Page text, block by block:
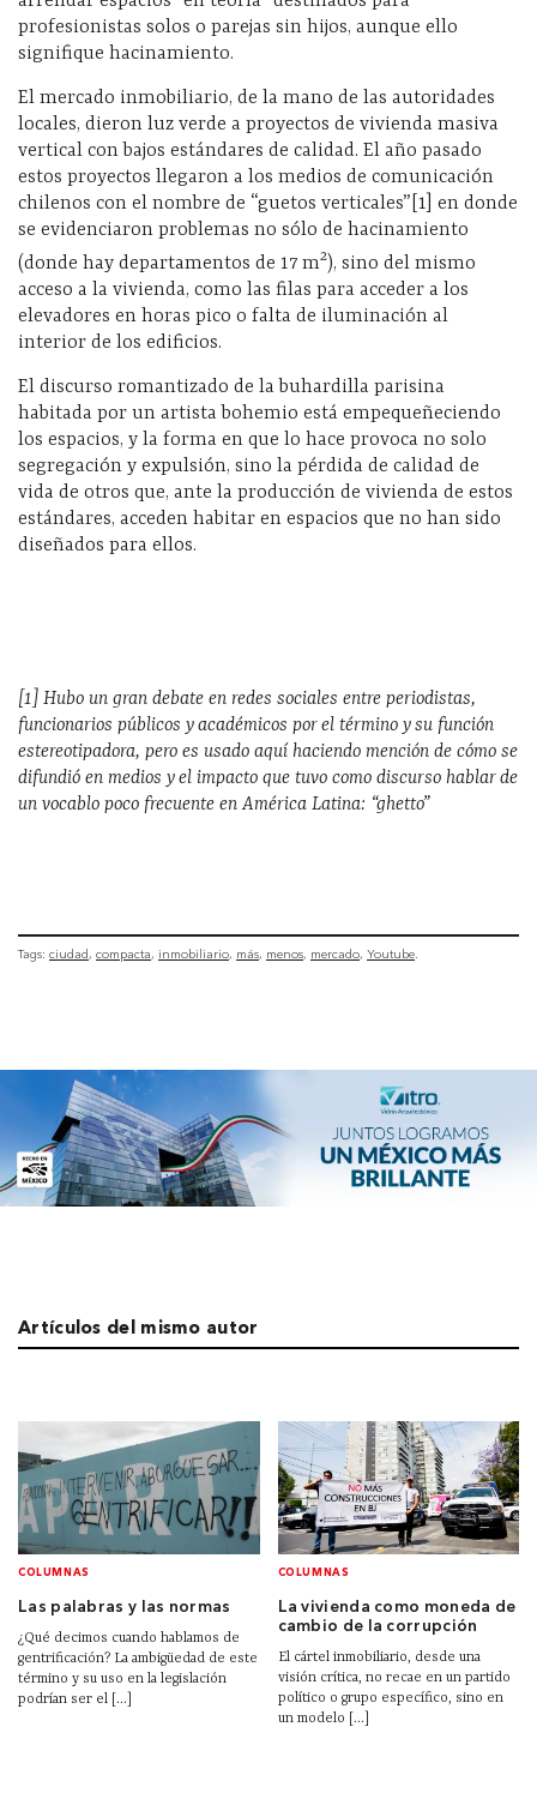
profesionistas solos o parejas sin hijos, aunque ello
signifique hacinamiento.
El mercado inmobiliario, de la mano de las autoridades
locales, dieron luz verde a proyectos de vivienda masiva
vertical con bajos estándares de calidad. El año pasado
estos proyectos llegaron a los medios de comunicación
chilenos con el nombre de “guetos verticales”[1] en donde
se evidenciaron problemas no sólo de hacinamiento
(donde hay departamentos de 17 m2), sino del mismo
acceso a la vivienda, como las filas para acceder a los
elevadores en horas pico o falta de iluminación al
interior de los edificios.
El discurso romantizado de la buhardilla parisina
habitada por un artista bohemio está empequeñeciendo
los espacios, y la forma en que lo hace provoca no solo
segregación y expulsión, sino la pérdida de calidad de
vida de otros que, ante la producción de vivienda de estos
estándares, acceden habitar en espacios que no han sido
diseñados para ellos.
[1] Hubo un gran debate en redes sociales entre periodistas,
funcionarios públicos y académicos por el término y su función
estereotipadora, pero es usado aquí haciendo mención de cómo se
difundió en medios y el impacto que tuvo como discurso hablar de
un vocablo poco frecuente en América Latina: “ghetto”
Tags: ciudad compacta inmobiliario más menos mercado Youtube
Artículos del mismo autor
COLUMNAS
Las palabras y las normas
¿Qué decimos cuando hablamos de
gentrificación? La ambigüedad de este
término y su uso en la legislación
podrían ser el [...]
COLUMNAS
La vivienda como moneda de
cambio de la corrupción
El cártel inmobiliario, desde una
visión crítica, no recae en un partido
político o grupo específico, sino en
un modelo [...]